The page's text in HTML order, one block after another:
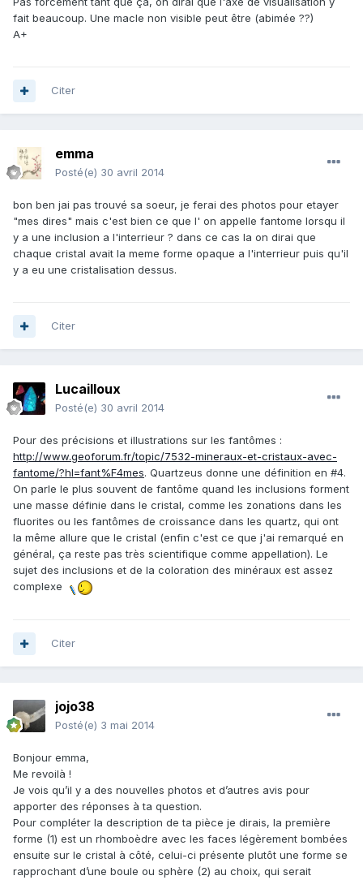
fait beaucoup. Une macle non visible peut être (abimée ??)
A+
Citer
emma
Posté(e) 30 avril 2014
bon ben jai pas trouvé sa soeur, je ferai des photos pour etayer
"mes dires" mais c'est bien ce que l' on appelle fantome lorsqu il
y a une inclusion a l'interrieur ? dans ce cas la on dirai que
chaque cristal avait la meme forme opaque a l'interrieur puis qu'il
y a eu une cristalisation dessus.
Citer
Lucailloux
Posté(e) 30 avril 2014
Pour des précisions et illustrations sur les fantômes :
http://www.geoforum.fr/topic/7532-mineraux-et-cristaux-avec-
fantome/?hl=fant%F4mes. Quartzeus donne une définition en #4.
On parle le plus souvent de fantôme quand les inclusions forment
une masse définie dans le cristal, comme les zonations dans les
fluorites ou les fantômes de croissance dans les quartz, qui ont
la même allure que le cristal (enfin c'est ce que j'ai remarqué en
général, ça reste pas très scientifique comme appellation). Le
sujet des inclusions et de la coloration des minéraux est assez
complexe
Citer
jojo38
Posté(e) 3 mai 2014
Bonjour emma,
Me revoilà !
Je vois qu’il y a des nouvelles photos et d’autres avis pour
apporter des réponses à ta question.
Pour compléter la description de ta pièce je dirais, la première
forme (1) est un rhomboèdre avec les faces légèrement bombées
ensuite sur le cristal à côté, celui-ci présente plutôt une forme se
rapprochant d’une boule ou sphère (2) au choix, qui serait